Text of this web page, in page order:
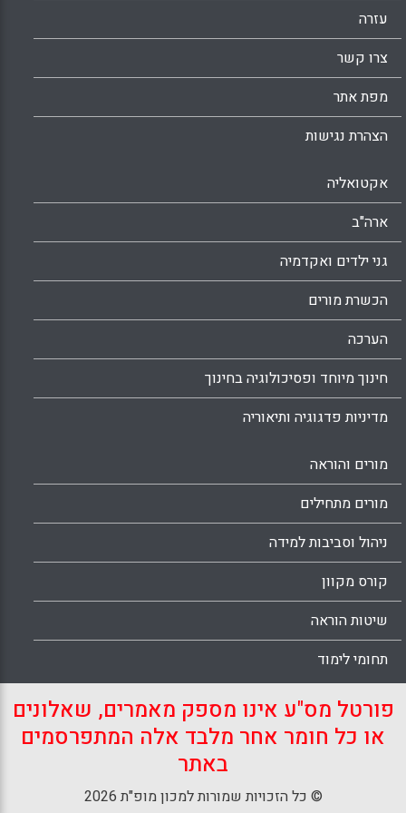
יכולות התנהגותיות, יכולות חברתיות ויכולות
רגשיותׁ(רעיה ברמה . יצחק פרידמן )
WhatsApp
Facebook
Email
X
עזרה
צרו קשר
מפת אתר
הצהרת נגישות
אקטואליה
ארה"ב
גני ילדים ואקדמיה
הכשרת מורים
הערכה
חינוך מיוחד ופסיכולוגיה בחינוך
מדיניות פדגוגיה ותיאוריה
מורים והוראה
מורים מתחילים
ניהול וסביבות למידה
קורס מקוון
שיטות הוראה
תחומי לימוד
פורטל מס"ע אינו מספק מאמרים, שאלונים
או כל חומר אחר מלבד אלה המתפרסמים
באתר
© כל הזכויות שמורות למכון מופ"ת 2026